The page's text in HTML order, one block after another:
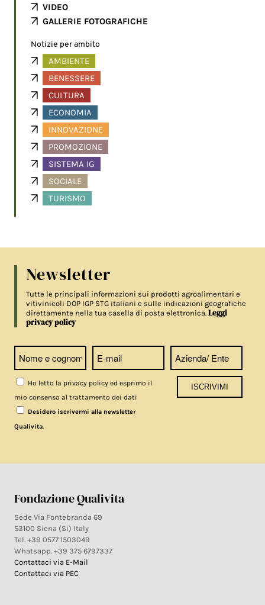
VIDEO
GALLERIE FOTOGRAFICHE
Notizie per ambito
AMBIENTE
BENESSERE
CULTURA
ECONOMIA
INNOVAZIONE
PROMOZIONE
SISTEMA IG
SOCIALE
TURISMO
Newsletter
Tutte le principali informazioni sui prodotti agroalimentari e
vitivinicoli DOP IGP STG italiani e sulle indicazioni geografiche
direttamente nella tua casella di posta elettronica.Leggi
privacy policy
Ho letto la privacy policy ed esprimo il
mio consenso al trattamento dei dati
Desidero iscrivermi alla newsletter
Qualivita.
Fondazione Qualivita
Sede Via Fontebranda 69
53100 Siena (Si) Italy
Tel. +39 0577 1503049
Whatsapp. +39 375 6797337
Contattaci via E-Mail
Contattaci via PEC